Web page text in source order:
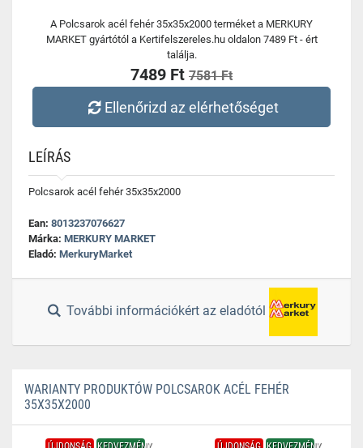
A Polcsarok acél fehér 35x35x2000 terméket a MERKURY
MARKET gyártótól a Kertifelszereles.hu oldalon 7489 Ft - ért
találja.
7489 Ft 7581 Ft
Ellenőrizd az elérhetőséget
LEÍRÁS
Polcsarok acél fehér 35x35x2000
Ean: 8013237076627
Márka: MERKURY MARKET
Eladó: MerkuryMarket
További információkért az eladótól
WARIANTY PRODUKTÓW POLCSAROK ACÉL FEHÉR
35X35X2000